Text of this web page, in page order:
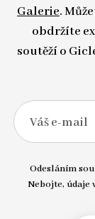
Galerie.
obdržíte
soutěží o
Váš e-mail
Odesláním
Nebojte, údaje